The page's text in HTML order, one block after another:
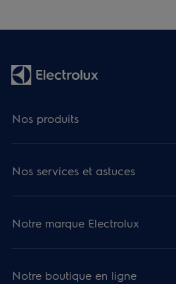
Nos produits
Nos services et astuces
Notre marque Electrolux
Notre boutique en ligne